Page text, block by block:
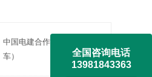
中国电建合作项目（观光
车）
全国咨询电话
13981843363